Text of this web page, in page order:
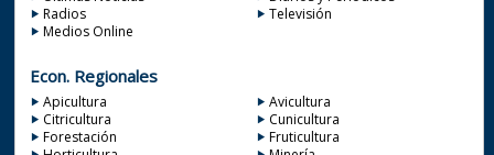
Radios
Televisión
Medios Online
Econ. Regionales
Apicultura
Avicultura
Citricultura
Cunicultura
Forestación
Fruticultura